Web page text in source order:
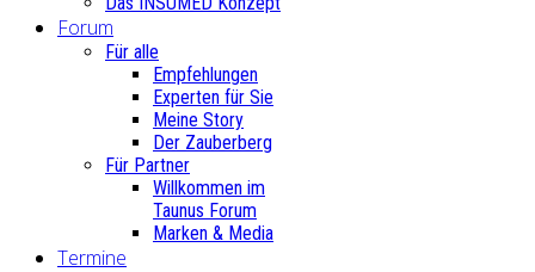
Forum
Für alle
Empfehlungen
Experten für Sie
Meine Story
Der Zauberberg
Für Partner
Willkommen im
Taunus Forum
Marken & Media
Termine